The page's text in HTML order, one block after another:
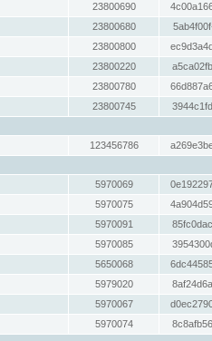
23800690
23800680
23800800
23800220
23800780
23800745
123456786
5970069
5970075
5970091
5970085
5650068
5979020
5970067
5970074